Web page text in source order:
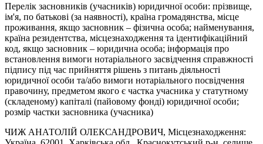
Перелік засновників (учасників) юридичної особи: прізвище,
ім'я, по батькові (за наявності), країна громадянства, місце
проживання, якщо засновник – фізична особа; найменування,
країна резидентства, місцезнаходження та ідентифікаційний
код, якщо засновник – юридична особа; інформація про
встановлення вимоги нотаріального засвідчення справжності
підпису під час прийняття рішень з питань діяльності
юридичної особи та/або вимоги нотаріального посвідчення
правочину, предметом якого є частка учасника у статутному
(складеному) капіталі (пайовому фонді) юридичної особи;
розмір частки засновника (учасника)
ЧИЖ АНАТОЛІЙ ОЛЕКСАНДРОВИЧ, Місцезнаходження: